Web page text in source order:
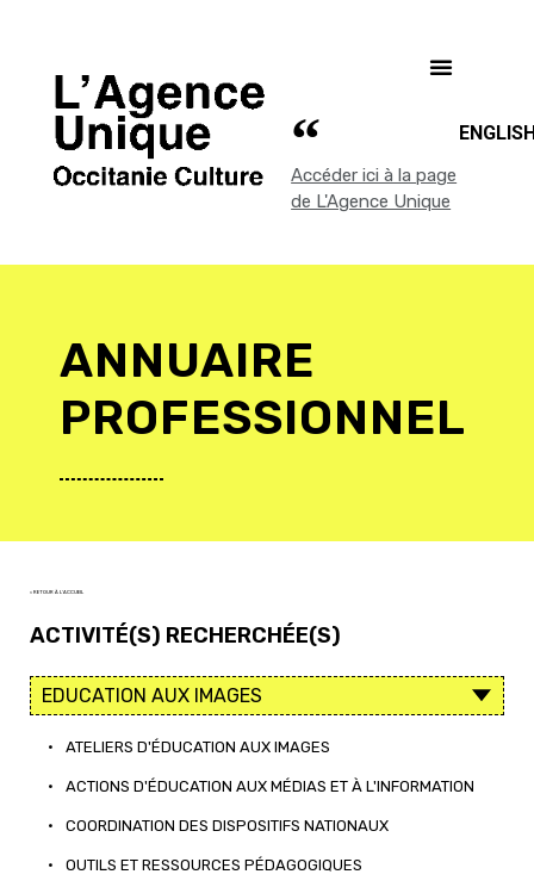
Accéder ici à la page
de L'Agence Unique
ANNUAIRE
PROFESSIONNEL
< RETOUR À L'ACCUEIL
ACTIVITÉ(S) RECHERCHÉE(S)
• ATELIERS D'ÉDUCATION AUX IMAGES
• ACTIONS D'ÉDUCATION AUX MÉDIAS ET À L'INFORMATION
• COORDINATION DES DISPOSITIFS NATIONAUX
• OUTILS ET RESSOURCES PÉDAGOGIQUES